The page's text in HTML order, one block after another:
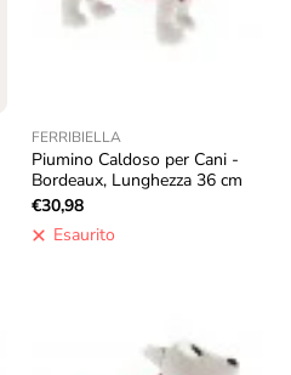
FERRIBIELLA
Piumino Caldoso per Cani -
Bordeaux, Lunghezza 36 cm
€30,98
Esaurito